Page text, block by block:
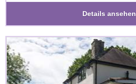
Details ansehen